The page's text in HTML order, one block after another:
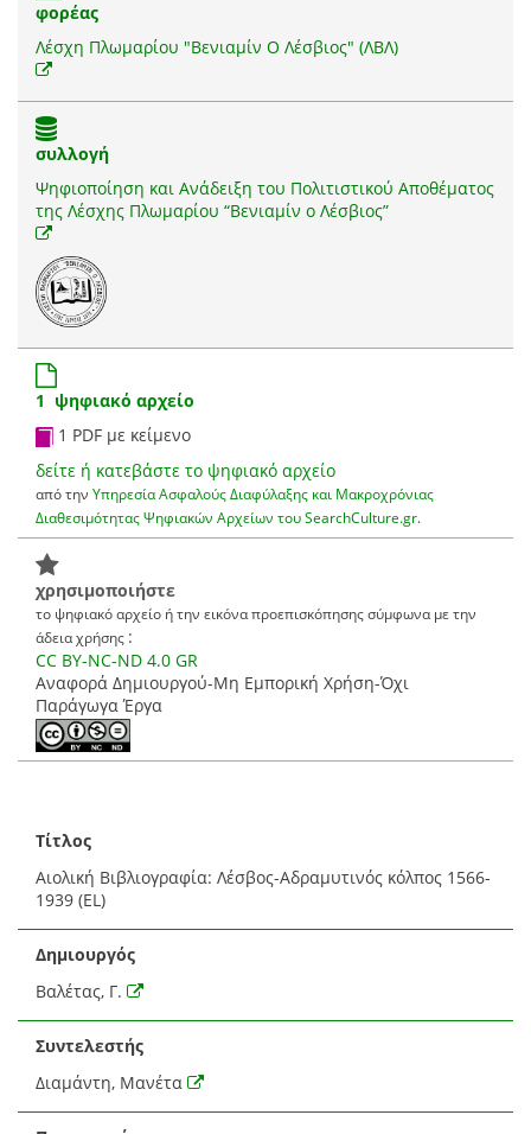
φορέας
Λέσχη Πλωμαρίου "Βενιαμίν Ο Λέσβιος" (ΛΒΛ)
συλλογή
Ψηφιοποίηση και Ανάδειξη του Πολιτιστικού Αποθέματος
της Λέσχης Πλωμαρίου “Βενιαμίν ο Λέσβιος”
1 ψηφιακό αρχείο
1 PDF με κείμενο
δείτε ή κατεβάστε το ψηφιακό αρχείο
από την Υπηρεσία Ασφαλούς Διαφύλαξης και Μακροχρόνιας
Διαθεσιμότητας Ψηφιακών Αρχείων του SearchCulture.gr.
χρησιμοποιήστε
το ψηφιακό αρχείο ή την εικόνα προεπισκόπησης σύμφωνα με την
άδεια χρήσης :
CC BY-NC-ND 4.0 GR
Αναφορά Δημιουργού-Μη Εμπορική Χρήση-Όχι
Παράγωγα Έργα
Τίτλος
Αιολική Βιβλιογραφία: Λέσβος-Αδραμυτινός κόλπος 1566-
1939 (EL)
Δημιουργός
Βαλέτας, Γ.
Συντελεστής
Διαμάντη, Μανέτα